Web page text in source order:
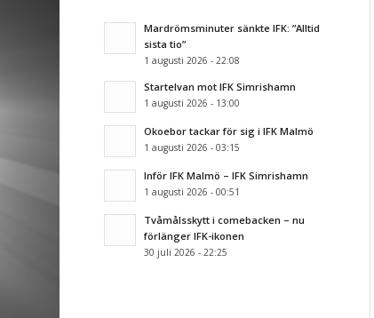
Mardrömsminuter sänkte IFK: ”Alltid
sista tio”
1 augusti 2026 - 22:08
Startelvan mot IFK Simrishamn
1 augusti 2026 - 13:00
Okoebor tackar för sig i IFK Malmö
1 augusti 2026 - 03:15
Inför IFK Malmö – IFK Simrishamn
1 augusti 2026 - 00:51
Tvåmålsskytt i comebacken – nu
förlänger IFK-ikonen
30 juli 2026 - 22:25